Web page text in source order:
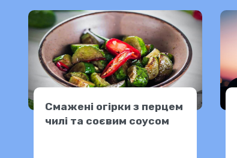
Смажені огірки з перцем
чилі та соєвим соусом